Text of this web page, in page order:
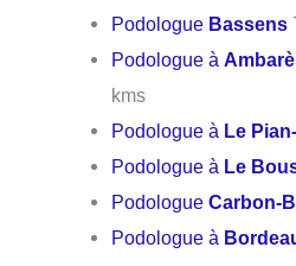
Podologue Bassens
Podologue à
kms
Podologue à Le
Podologue à Le
PodologueCarbon-
Podologue à